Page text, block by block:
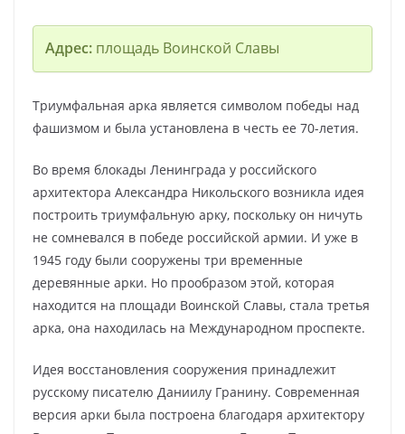
Адрес:площадь Воинской Славы
Триумфальная арка является символом победы над
фашизмом и была установлена в честь ее 70-летия.
Во время блокады Ленинграда у российского
архитектора Александра Никольского возникла идея
построить триумфальную арку, поскольку он ничуть
не сомневался в победе российской армии. И уже в
1945 году были сооружены три временные
деревянные арки. Но прообразом этой, которая
находится на площади Воинской Славы, стала третья
арка, она находилась на Международном проспекте.
Идея восстановления сооружения принадлежит
русскому писателю Даниилу Гранину. Современная
версия арки была построена благодаря архитектору